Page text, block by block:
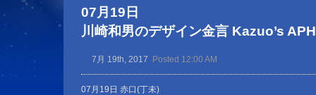
07月19日
川崎和男のデザイン金言 Kazuo’s
7月 19th, 2017 Posted 12:00 AM
07月19日 赤口(丁未)